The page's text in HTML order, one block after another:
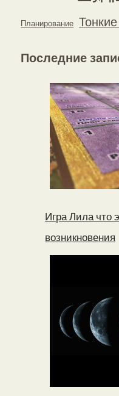
Планирование
Последние
Игра Лила что
возникновения